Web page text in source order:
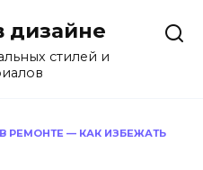
дизайне
стилей и
РЕМОНТЕ — КАК ИЗБЕЖАТЬ